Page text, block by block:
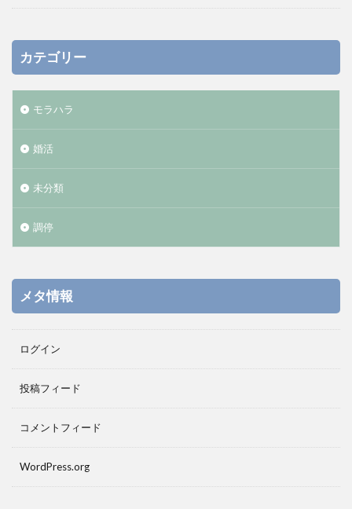
カテゴリー
モラハラ
婚活
未分類
調停
メタ情報
ログイン
投稿フィード
コメントフィード
WordPress.org